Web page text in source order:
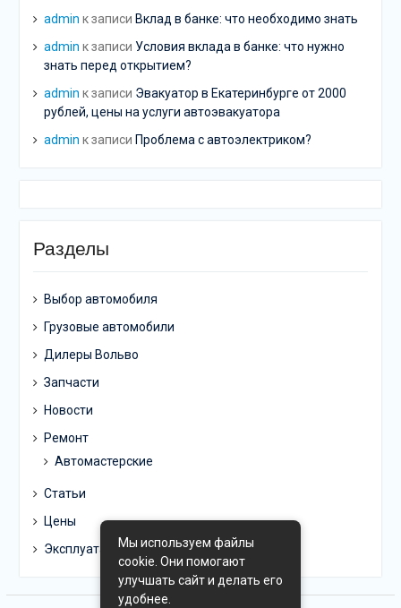
admin к записи Вклад в банке: что необходимо знать
admin к записи Условия вклада в банке: что нужно
знать перед открытием?
admin к записи Эвакуатор в Екатеринбурге от 2000
рублей, цены на услуги автоэвакуатора
admin к записи Проблема с автоэлектриком?
Разделы
Выбор автомобиля
Грузовые автомобили
Дилеры Вольво
Запчасти
Новости
Ремонт
Автомастерские
Статьи
Цены
ЭксплуатацияМы используем файлы
cookie. Они помогают
улучшать сайт и делать его
удобнее.